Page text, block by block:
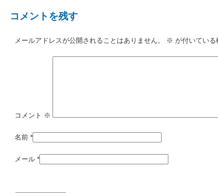
コメントを残す
メールアドレスが公開されることはありません。 ※ が付いてい
コメント ※
名前 *
メール *